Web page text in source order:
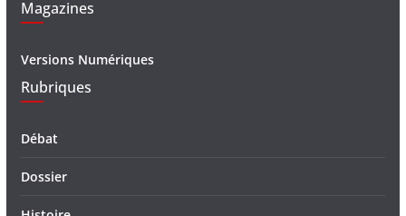
Magazines
Versions Numériques
Rubriques
Débat
Dossier